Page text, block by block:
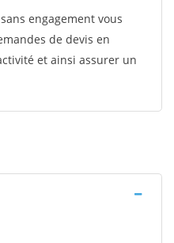
engagement vous
de devis en
et ainsi assurer un